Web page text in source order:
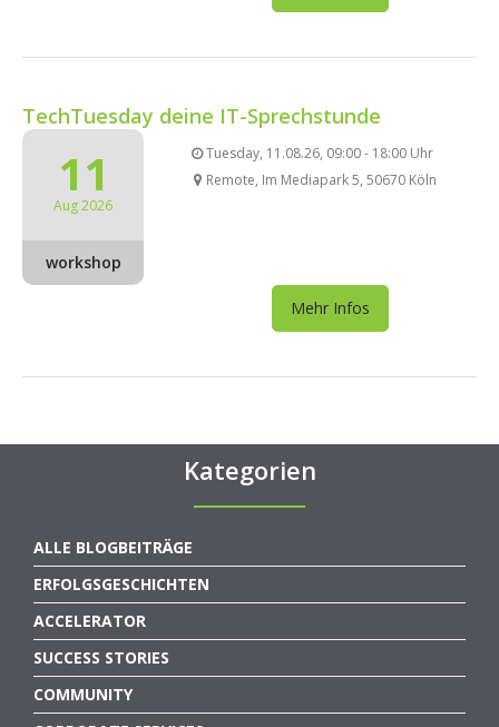
TechTuesday deine IT-Sprechstunde
11
Aug 2026
workshop
Tuesday, 11.08.26, 09:00 - 18:00 Uhr
Remote, Im Mediapark 5, 50670 Köln
Mehr Infos
Kategorien
ALLE BLOGBEITRÄGE
ERFOLGSGESCHICHTEN
ACCELERATOR
SUCCESS STORIES
COMMUNITY